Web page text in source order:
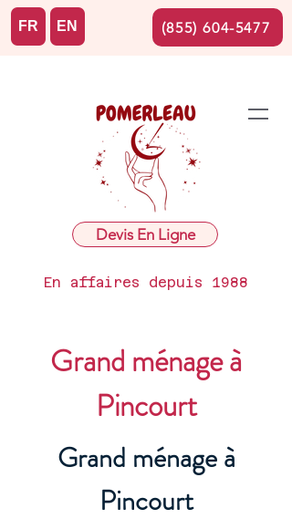
Devis En Ligne
En affaires depuis 1988
FR EN (855) 604-5477
Grand ménage à
Pincourt
Grand ménage à
Pincourt